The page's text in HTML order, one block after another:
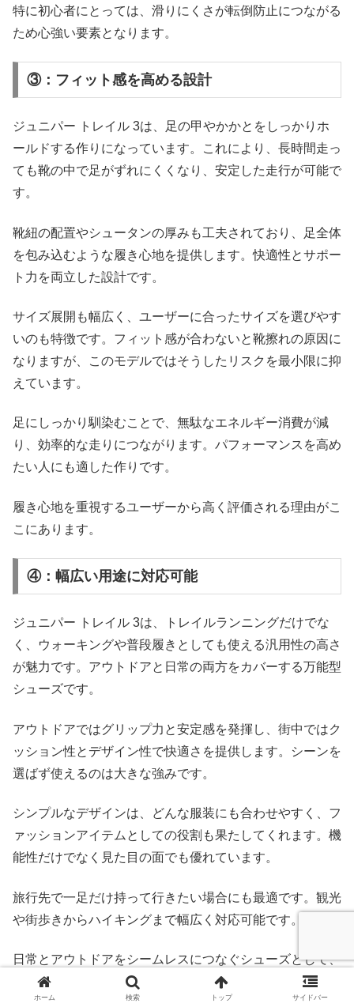
特に初心者にとっては、滑りにくさが転倒防止につながる
ため心強い要素となります。
③：フィット感を高める設計
ジュニパー トレイル 3は、足の甲やかかとをしっかりホ
ールドする作りになっています。これにより、長時間走っ
ても靴の中で足がずれにくくなり、安定した走行が可能で
す。
靴紐の配置やシュータンの厚みも工夫されており、足全体
を包み込むような履き心地を提供します。快適性とサポー
ト力を両立した設計です。
サイズ展開も幅広く、ユーザーに合ったサイズを選びやす
いのも特徴です。フィット感が合わないと靴擦れの原因に
なりますが、このモデルではそうしたリスクを最小限に抑
えています。
足にしっかり馴染むことで、無駄なエネルギー消費が減
り、効率的な走りにつながります。パフォーマンスを高め
たい人にも適した作りです。
履き心地を重視するユーザーから高く評価される理由がこ
こにあります。
④：幅広い用途に対応可能
ジュニパー トレイル 3は、トレイルランニングだけでな
く、ウォーキングや普段履きとしても使える汎用性の高さ
が魅力です。アウトドアと日常の両方をカバーする万能型
シューズです。
アウトドアではグリップ力と安定感を発揮し、街中ではク
ッション性とデザイン性で快適さを提供します。シーンを
選ばず使えるのは大きな強みです。
シンプルなデザインは、どんな服装にも合わせやすく、フ
ァッションアイテムとしての役割も果たしてくれます。機
能性だけでなく見た目の面でも優れています。
旅行先で一足だけ持って行きたい場合にも最適です。観光
や街歩きからハイキングまで幅広く対応可能です。
日常とアウトドアをシームレスにつなぐシューズとして、
多くのユーザーから選ばれています。
ホーム 検索 トップ サイドバー